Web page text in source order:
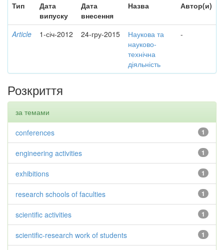
Тип
Дата
випуску
Дата
внесення
Назва Автор(и)
Article 1-січ-2012 24-гру-2015
Наукова та
науково-
технічна
діяльність
-
Розкриття
за темами
1
conferences
1
engineering activities
1
exhibitions
1
research schools of faculties
1
scientific activities
1
scientific-research work of students